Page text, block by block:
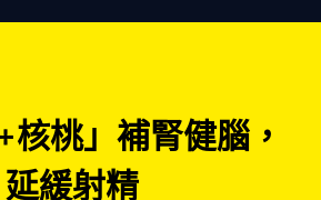
核桃」補腎健腦，
延緩射精